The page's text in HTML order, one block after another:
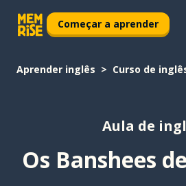
Começar a aprender
Aprender inglês Curso de
Aula de
Os Banshees